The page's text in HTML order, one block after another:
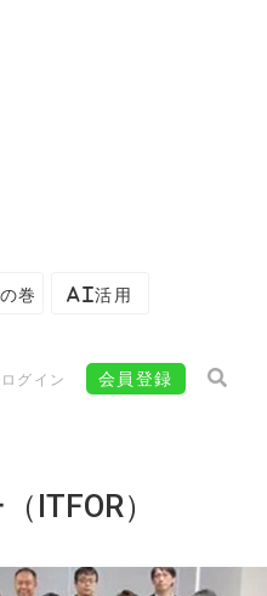
巻 AI活用
ログイン 会員登録
ITFOR）